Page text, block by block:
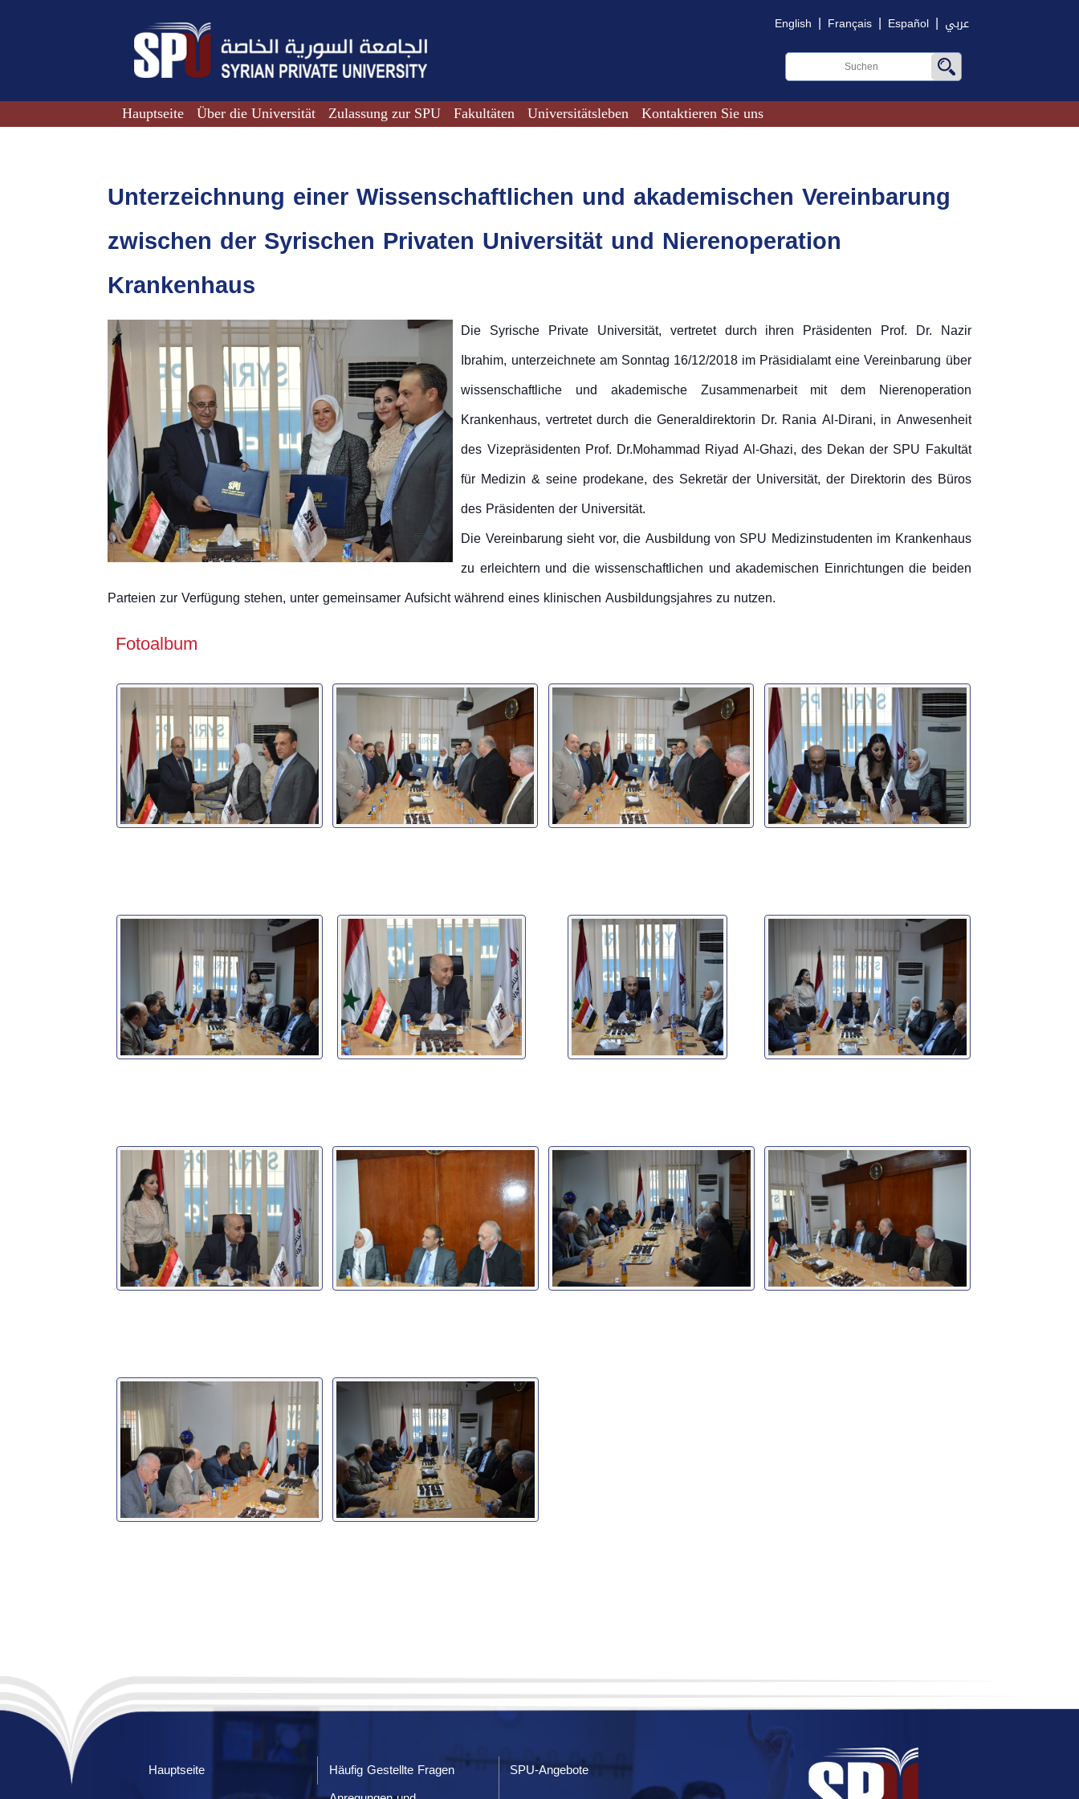
English | Français | Español | عربي
Hauptseite Über die Universität Zulassung zur SPU Fakultäten Universitätsleben Kontaktieren Sie uns
Unterzeichnung einer Wissenschaftlichen und akademischen Vereinbarung
zwischen der Syrischen Privaten Universität und Nierenoperation
Krankenhaus
Die Syrische Private Universität, vertretet durch ihren Präsidenten Prof. Dr. Nazir
Ibrahim, unterzeichnete am Sonntag 16/12/2018 im Präsidialamt eine Vereinbarung über
wissenschaftliche und akademische Zusammenarbeit mit dem Nierenoperation
Krankenhaus, vertretet durch die Generaldirektorin Dr. Rania Al-Dirani, in Anwesenheit
des Vizepräsidenten Prof. Dr.Mohammad Riyad Al-Ghazi, des Dekan der SPU Fakultät
für Medizin & seine prodekane, des Sekretär der Universität, der Direktorin des Büros
des Präsidenten der Universität.
Die Vereinbarung sieht vor, die Ausbildung von SPU Medizinstudenten im Krankenhaus
zu erleichtern und die wissenschaftlichen und akademischen Einrichtungen die beiden
Parteien zur Verfügung stehen, unter gemeinsamer Aufsicht während eines klinischen Ausbildungsjahres zu nutzen.
Fotoalbum
Hauptseite Häufig Gestellte Fragen
SPU-Angebote